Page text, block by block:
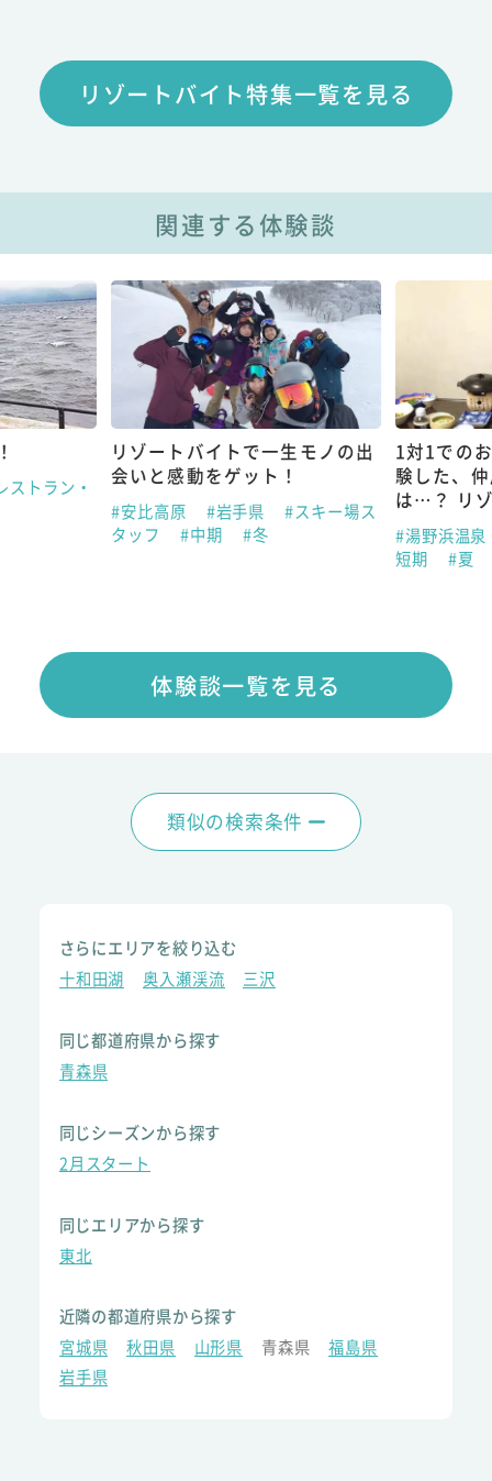
リゾートバイト特集一覧を見る
関連する体験談
ストラン・
リゾートバイトで一生モノの出
会いと感動をゲット！
#安比高原 #岩手県
#スキー場ス
タッフ
#中期 #冬
1対1での
験した、
は…？ リ
#湯野浜温泉
短期
#夏
体験談一覧を見る
類似の検索条件
さらにエリアを絞り込む
十和田湖
奥入瀬渓流 三沢
同じ都道府県から探す
青森県
同じシーズンから探す
2月スタート
同じエリアから探す
東北
近隣の都道府県から探す
宮城県
秋田県 山形県 青森県
福島県
岩手県